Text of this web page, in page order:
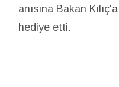
anısına Bakan
hediye etti.